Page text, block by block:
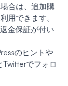
合は、追加購
用できます。
金保証が付い
のヒントや
でフォロ